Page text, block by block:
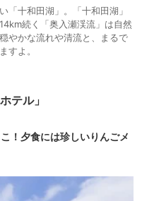
「十和田湖」。「十和田湖」
続く「奥入瀬渓流」は自然
やかな流れや清流と、まるで
すよ。
テル」
！夕食には珍しいりんごメ